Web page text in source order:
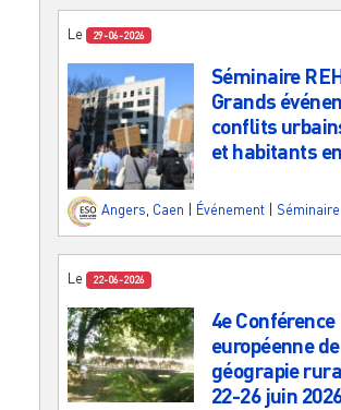
Le 29-06-2026
Séminaire
Grands
conflits
et habitants
Angers, Caen Événement Séminaire
Le 22-06-2026
4e Conférence
européenne de
géograpie
22-26 juin